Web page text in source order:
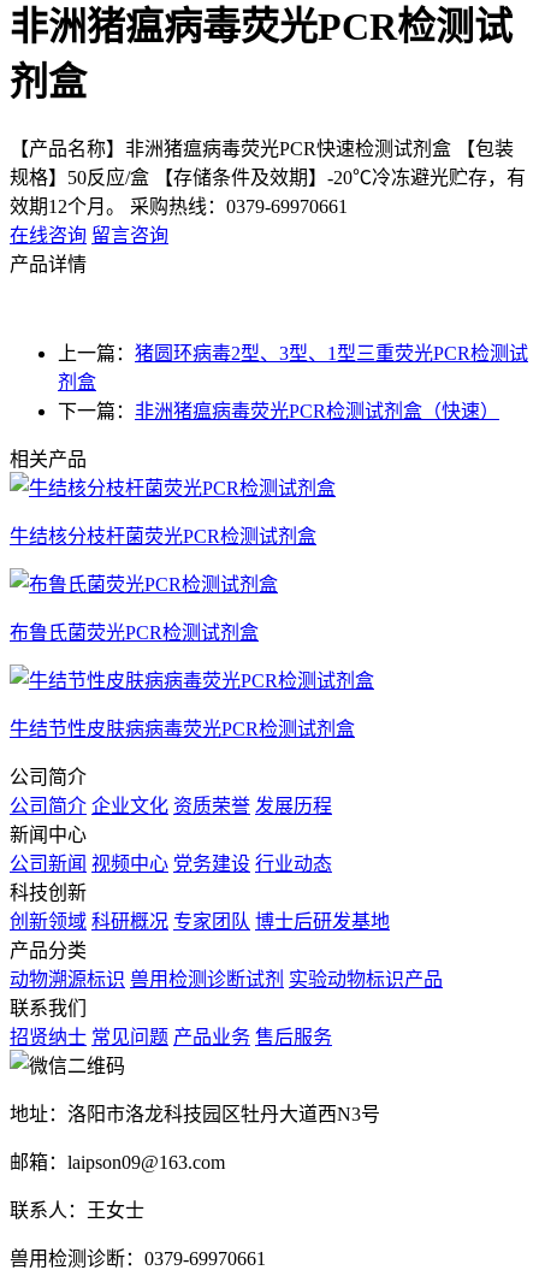
非洲猪瘟病毒荧光PCR检测试
剂盒
【产品名称】非洲猪瘟病毒荧光PCR快速检测试剂盒
【包装
规格】50反应/盒
【存储条件及效期】-20℃冷冻避光贮存，有
效期12个月。
采购热线：0379-69970661
在线咨询 留言咨询
产品详情
上一篇： 猪圆环病毒2型、3型、1型三重荧光PCR检测试
剂盒
下一篇： 非洲猪瘟病毒荧光PCR检测试剂盒（快速）
相关产品
牛结核分枝杆菌荧光PCR检测试剂盒
布鲁氏菌荧光PCR检测试剂盒
牛结节性皮肤病病毒荧光PCR检测试剂盒
公司简介
公司简介 企业文化 资质荣誉 发展历程
新闻中心
公司新闻 视频中心 党务建设 行业动态
科技创新
创新领域 科研概况 专家团队 博士后研发基地
产品分类
动物溯源标识 兽用检测诊断试剂 实验动物标识产品
联系我们
招贤纳士 常见问题 产品业务 售后服务
地址：洛阳市洛龙科技园区牡丹大道西N3号
邮箱：laipson09@163.com
联系人：王女士
兽用检测诊断：0379-69970661